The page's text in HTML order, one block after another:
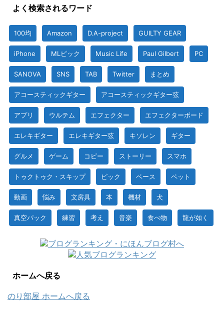
よく検索されるワード
100均 Amazon D.A-project GUILTY GEAR
iPhone MLピック Music Life Paul Gilbert PC
SANOVA SNS TAB Twitter まとめ
アコースティックギター アコースティックギター弦
アプリ ウルテム エフェクター エフェクターボード
エレキギター エレキギター弦 キソレン ギター
グルメ ゲーム コピー ストーリー スマホ
トゥクトゥク・スキップ ピック ベース ペット
動画 悩み 文房具 本 機材 犬
真空パック 練習 考え 音楽 食べ物 龍が如く
ホームへ戻る
のり部屋 ホームへ戻る